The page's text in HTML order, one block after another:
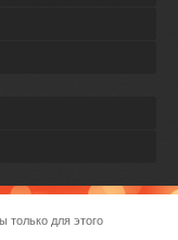
только для этого